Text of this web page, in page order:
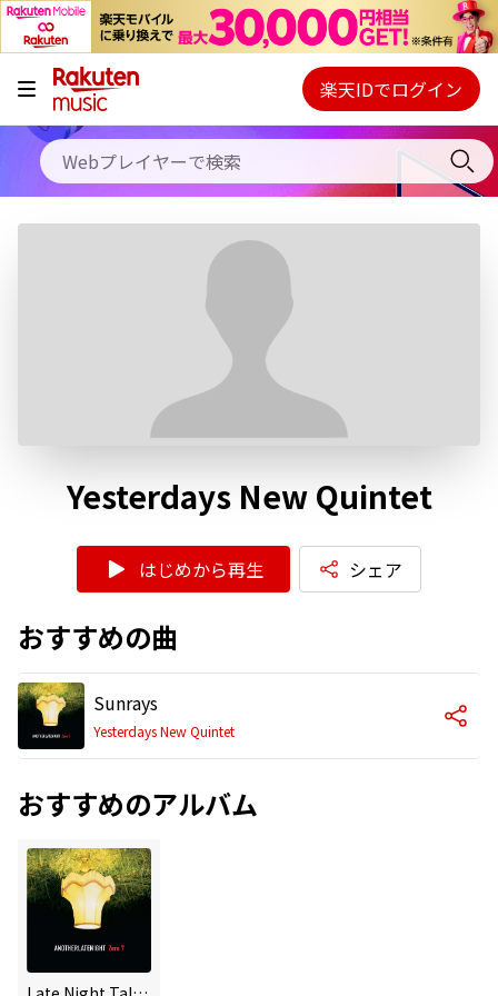
キャンペーン
料金プラン
使い方
Webプレイヤー
ご契約内容の確認・変更
楽天IDでログイン
Yesterdays New Quintet
はじめから再生 シェア
おすすめの曲
Sunrays
Yesterdays New Quintet
おすすめのアルバム